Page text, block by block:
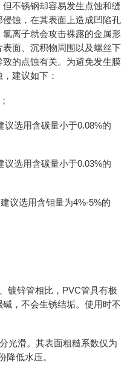
不锈钢却容易发生点蚀和缝
蚀，在其表面上造成凹陷孔
离子就会攻击裸露的金属形
面、沉积物周围以及螺丝下
的点蚀有关。为避免发生膜
建议如下：
议选用含碳量小于0.08%的
议选用含碳量小于0.03%的
议选用含钼量为4%-5%的
镀锌管相比，PVC管具有极
，不会生锈结垢。使用时不
光滑。其表面粗糙系数仅为
降低水压。